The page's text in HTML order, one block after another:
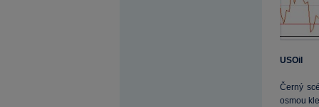
USOil
Černý
osmou